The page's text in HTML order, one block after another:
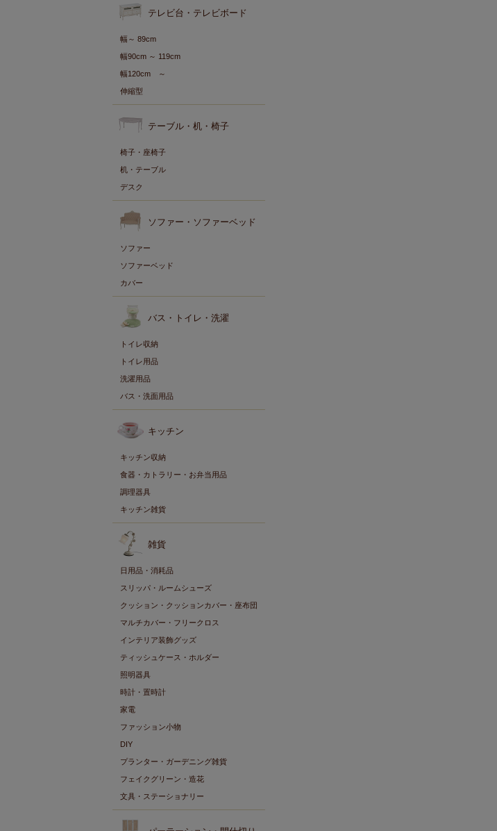
テレビ台・テレビボード
幅～ 89cm
幅90cm ～ 119cm
幅120cm ～
伸縮型
テーブル・机・椅子
椅子・座椅子
机・テーブル
デスク
ソファー・ソファーベッド
ソファー
ソファーベッド
カバー
バス・トイレ・洗濯
トイレ収納
トイレ用品
洗濯用品
バス・洗面用品
キッチン
キッチン収納
食器・カトラリー・お弁当用品
調理器具
キッチン雑貨
雑貨
日用品・消耗品
スリッパ・ルームシューズ
クッション・クッションカバー・座布団
マルチカバー・フリークロス
インテリア装飾グッズ
ティッシュケース・ホルダー
照明器具
時計・置時計
家電
ファッション小物
DIY
プランター・ガーデニング雑貨
フェイクグリーン・造花
文具・ステーショナリー